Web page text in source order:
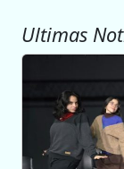
Ultimas